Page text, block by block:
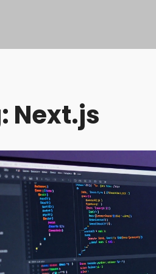
Next.js